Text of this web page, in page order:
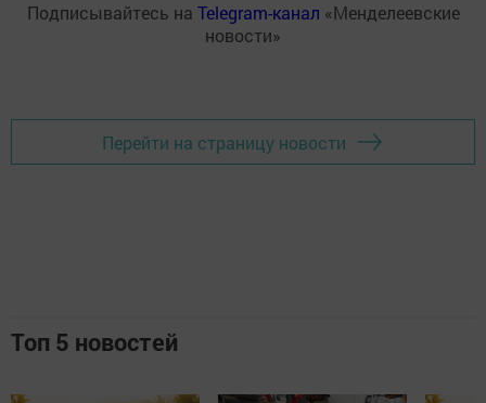
Подписывайтесь на Telegram-канал «Менделеевские
новости»
Перейти на страницу новости
Топ 5 новостей